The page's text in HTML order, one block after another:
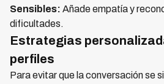
Sensibles: Añade empatía y
dificultades.
Estrategias
perfiles
Para evitar que la conversación se